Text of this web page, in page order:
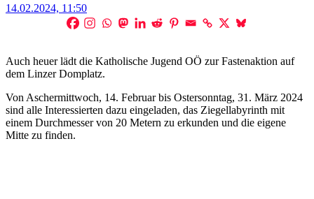
Posted
14.02.2024, 11:50
Auch heuer lädt die Katholische Jugend OÖ zur Fastenaktion auf
dem Linzer Domplatz.
Von Aschermittwoch, 14. Februar bis Ostersonntag, 31. März 2024
sind alle Interessierten dazu eingeladen, das Ziegellabyrinth mit
einem Durchmesser von 20 Metern zu erkunden und die eigene
Mitte zu finden.